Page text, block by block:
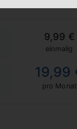
9,99 €
einmalig
19,99
pro Monat